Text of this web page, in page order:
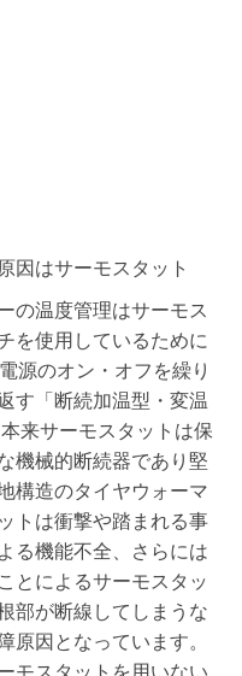
因はサーモスタット
の温度管理はサーモス
を使用しているために
源のオン・オフを繰り
す「断続加温型・変温
来サーモスタットは保
機械的断続器であり堅
構造のタイヤウォーマ
トは衝撃や踏まれる事
る機能不全、さらには
とによるサーモスタッ
部が断線してしまうな
原因となっています。
モスタットを用いない